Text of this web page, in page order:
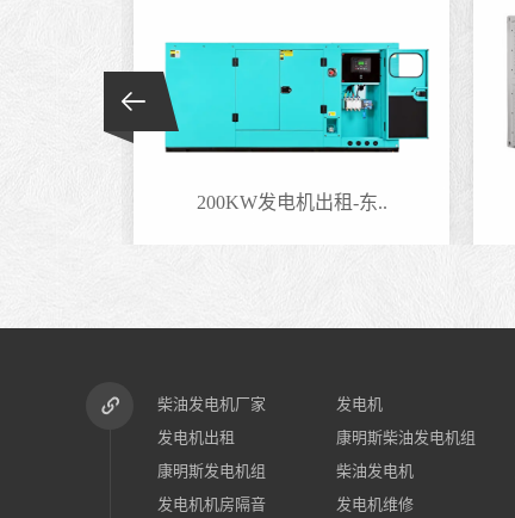
200KW发电机出租-东..
柴油发电机厂家 发电机
发电机出租
康明斯柴油发电机组
康明斯发电机组
柴油发电机
发电机机房隔音
发电机维修